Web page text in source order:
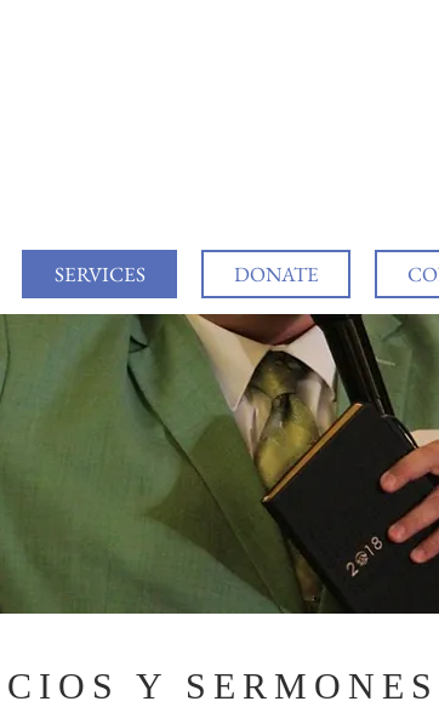
SERVICES DONATE
Y SERMONES